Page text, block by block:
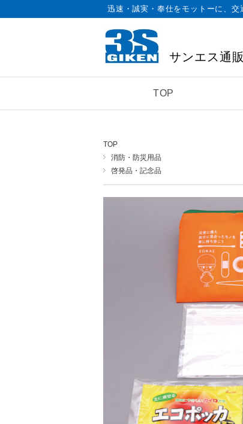
サンエス通
迅速・誠実・奉仕をモットーに、交
TOP
TOP
消防・防災用品
啓発品・記念品